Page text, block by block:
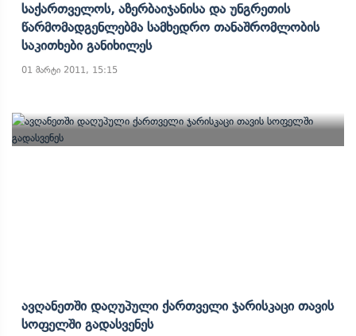
Საქართველოს, Აზერბაიჯანისა Და Უნგრეთის
Წარმომადგენლებმა Სამხედრო Თანაშრომლობის
Საკითხები Განიხილეს
01 მარტი 2011, 15:15
Ავღანეთში Დაღუპული Ქართველი Ჯარისკაცი Თავის
Სოფელში Გადასვენეს